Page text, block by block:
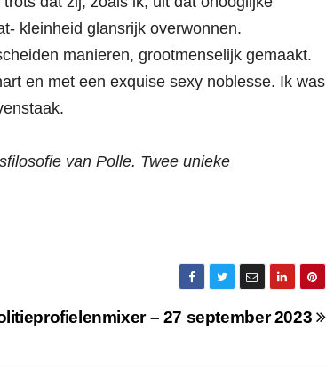
kleinheid glansrijk overwonnen.
manieren, grootmenselijk gemaakt.
en met een exquise sexy noblesse. Ik was
van Polle. Twee unieke
– 27 september 2023